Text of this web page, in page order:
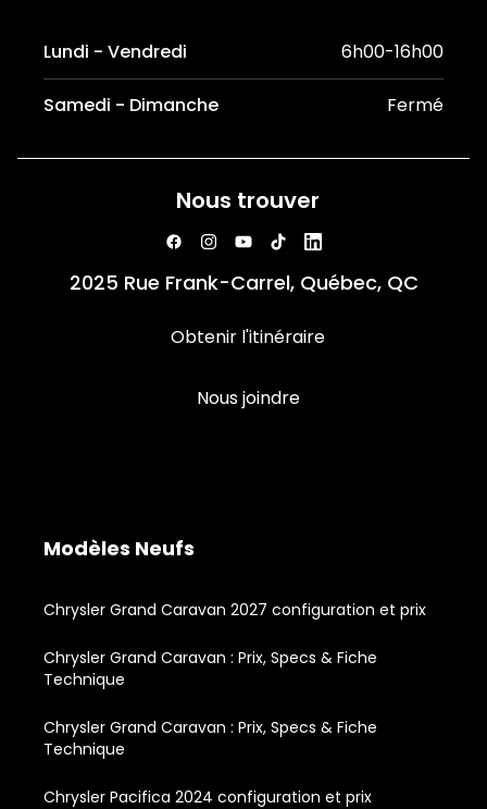
Lundi - Vendredi 6h00-16h00
Samedi - Dimanche Fermé
Nous trouver
2025 Rue Frank-Carrel, Québec, QC
Obtenir l'itinéraire
Nous joindre
Modèles Neufs
Chrysler Grand Caravan 2027 configuration et prix
Chrysler Grand Caravan : Prix, Specs & Fiche
Technique
Chrysler Grand Caravan : Prix, Specs & Fiche
Technique
Chrysler Pacifica 2024 configuration et prix